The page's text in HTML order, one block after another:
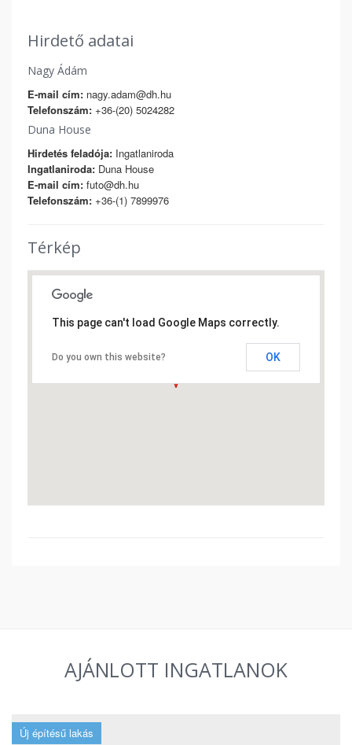
Hirdető adatai
Nagy Ádám
E-mail cím: nagy.adam@dh.hu
Telefonszám: +36-(20) 5024282
Duna House
Hirdetés feladója: Ingatlaniroda
Ingatlaniroda: Duna House
E-mail cím: futo@dh.hu
Telefonszám: +36-(1) 7899976
Térkép
This page can't load Google Maps correctly.
Do you own this website? OK
AJÁNLOTT INGATLANOK
Új építésű lakás